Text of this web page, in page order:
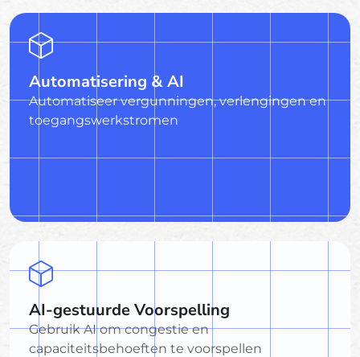
Automatisering & AI
Automatiseer vergunningen, verlengingen en
toegangswerkstromen
AI-gestuurde Voorspelling
Gebruik AI om congestie en
capaciteitsbehoeften te voorspellen